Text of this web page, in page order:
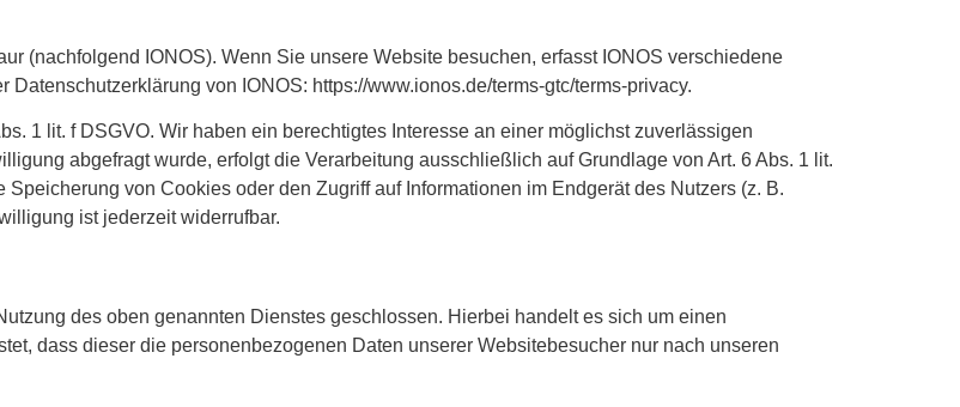
(nachfolgend IONOS). Wenn Sie unsere Website besuchen, erfasst IONOS verschiedene
Datenschutzerklärung von IONOS: https://www.ionos.de/terms-gtc/terms-privacy.
1 lit. f DSGVO. Wir haben ein berechtigtes Interesse an einer möglichst zuverlässigen
abgefragt wurde, erfolgt die Verarbeitung ausschließlich auf Grundlage von Art. 6 Abs. 1 lit.
von Cookies oder den Zugriff auf Informationen im Endgerät des Nutzers (z. B.
ist jederzeit widerrufbar.
des oben genannten Dienstes geschlossen. Hierbei handelt es sich um einen
dass dieser die personenbezogenen Daten unserer Websitebesucher nur nach unseren